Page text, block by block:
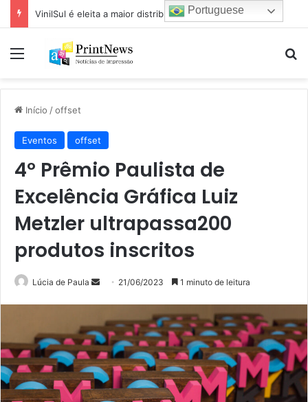
Menu
Início /offset
Eventos offset
4º Prêmio Paulista de
Excelência Gráfica Luiz
Metzler ultrapassa200
produtos inscritos
Lúcia de Paula
Mande
mail
21/06/2023 1 minuto de leitura
Portuguese